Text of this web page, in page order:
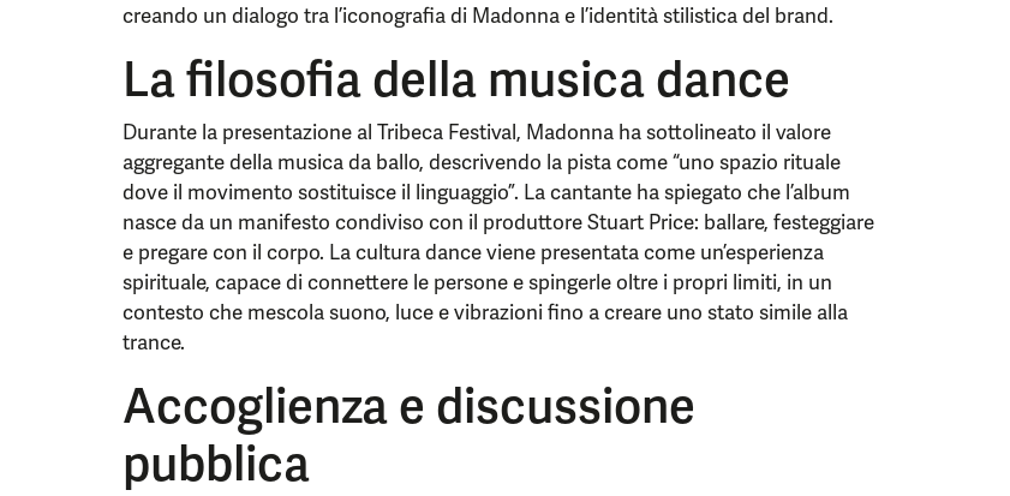
creando un dialogo tra l’iconografia di Madonna e l’identità stilistica del brand.
La filosofia della musica dance
Durante la presentazione al Tribeca Festival, Madonna ha sottolineato il valore
aggregante della musica da ballo, descrivendo la pista come “uno spazio rituale
dove il movimento sostituisce il linguaggio”. La cantante ha spiegato che l’album
nasce da un manifesto condiviso con il produttore Stuart Price: ballare, festeggiare
e pregare con il corpo. La cultura dance viene presentata come un’esperienza
spirituale, capace di connettere le persone e spingerle oltre i propri limiti, in un
contesto che mescola suono, luce e vibrazioni fino a creare uno stato simile alla
trance.
Accoglienza e discussione
pubblica